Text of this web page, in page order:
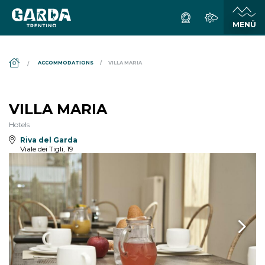
ACCOMMODATIONS VILLA MARIA
VILLA MARIA
Hotels
Riva del Garda
Viale dei Tigli, 19